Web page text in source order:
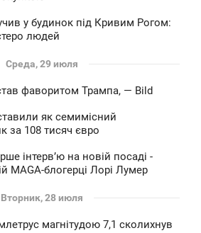
у будинок під Кривим Рогом:
людей
Среда, 29 июля
фаворитом Трампа, — Bild
як семимісний
за 108 тисяч євро
інтервʼю на новій посаді -
MAGA-блогерці Лорі Лумер
Вторник, 28 июля
магнітудою 7,1 сколихнув